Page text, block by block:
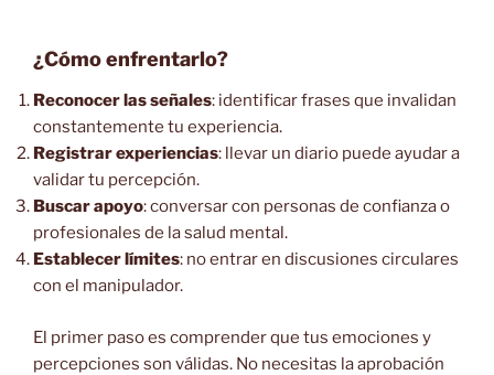
¿Cómo enfrentarlo?
Reconocer las señales: identificar frases que invalidan
constantemente tu experiencia.
Registrar experiencias: llevar un diario puede ayudar a
validar tu percepción.
Buscar apoyo: conversar con personas de confianza o
profesionales de la salud mental.
Establecer límites: no entrar en discusiones circulares
con el manipulador.
El primer paso es comprender que tus emociones y
percepciones son válidas. No necesitas la aprobación